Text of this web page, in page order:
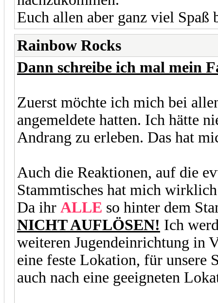
Euch allen aber ganz viel
Rainbow Rocks
Dann schreibe ich mal mein
Zuerst möchte ich mich bei
angemeldete hatten. Ich hätte
Andrang zu erleben. Das hat
Auch die Reaktionen, auf die
Stammtisches hat mich
Da ihr ALLE so hinter dem
NICHT AUFLÖSEN! Ich
weiteren Jugendeinrichtung in
eine feste Lokation, für unsere
auch nach eine geeigneten